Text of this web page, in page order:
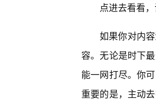
点进去看看
如果你对内
容。无论是时下
能一网打尽。你
重要的是，主动